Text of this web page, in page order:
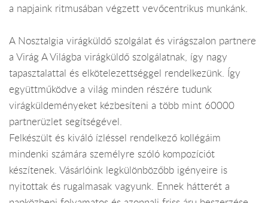
a napjaink ritmusában végzett vevőcentrikus munkánk.
A Nosztalgia virágküldő szolgálat és virágszalon partnere
a Virág A Világba virágküldő szolgálatnak, így nagy
tapasztalattal és elkötelezettséggel rendelkezünk. Így
együttműködve a világ minden részére tudunk
virágküldeményeket kézbesíteni a több mint 60000
partnerüzlet segítségével.
Felkészült és kiváló ízléssel rendelkező kollégáim
mindenki számára személyre szóló kompozíciót
készítenek. Vásárlóink legkülönbözőbb igényeire is
nyitottak és rugalmasak vagyunk. Ennek hátterét a